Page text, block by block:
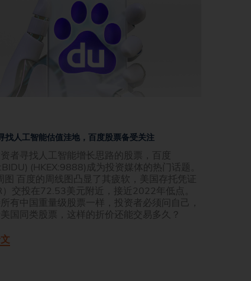
找人工智能估值洼地，百度股票备受关注
者寻找人工智能增长思路的股票，百度
(HKEX:9888)成为投资媒体的热门话题。
图 百度的周线图凸显了其疲软，美国存托凭证
）交投在72.53美元附近，接近2022年低点。
有中国重量级股票一样，投资者必须问自己，
国同类股票，这样的折价还能交易多久？